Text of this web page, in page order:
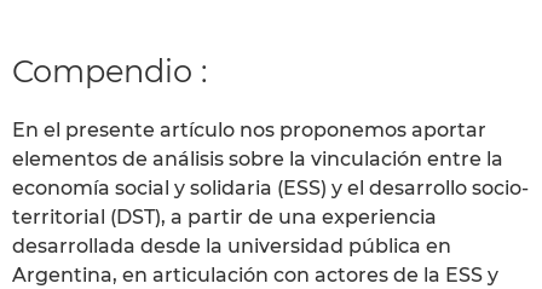
Compendio :
En el presente artículo nos proponemos aportar
elementos de análisis sobre la vinculación entre la
economía social y solidaria (ESS) y el desarrollo socio-
territorial (DST), a partir de una experiencia
desarrollada desde la universidad pública en
Argentina, en articulación con actores de la ESS y